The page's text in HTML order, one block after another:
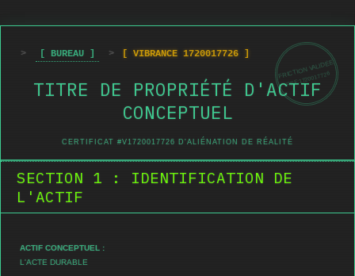
FRICTION VALIDÉE
REF:1720017726
> [ BUREAU ] > [ VIBRANCE 1720017726 ]
TITRE DE PROPRIÉTÉ D'ACTIF
CONCEPTUEL
CERTIFICAT #V1720017726 D'ALIÉNATION DE RÉALITÉ
SECTION 1 : IDENTIFICATION DE
L'ACTIF
ACTIF CONCEPTUEL :
L'ACTE DURABLE